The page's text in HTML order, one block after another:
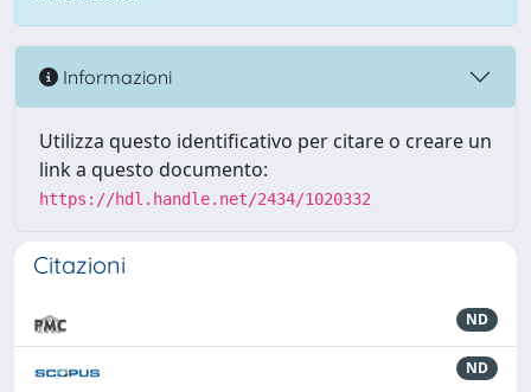
Informazioni
Utilizza questo identificativo per citare o creare un
link a questo documento:
https://hdl.handle.net/2434/1020332
Citazioni
ND
ND